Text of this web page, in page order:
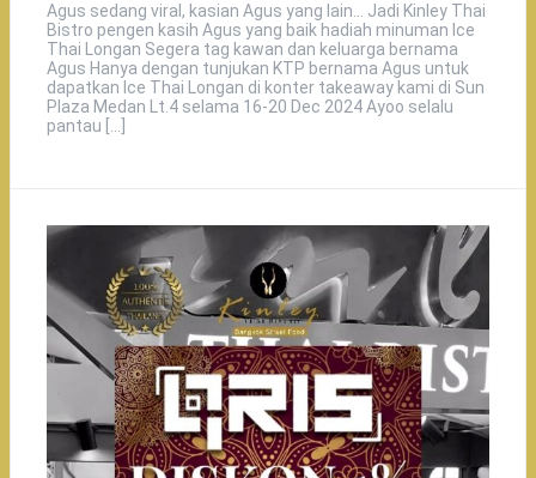
Agus sedang viral, kasian Agus yang lain… Jadi Kinley Thai
Bistro pengen kasih Agus yang baik hadiah minuman Ice
Thai Longan Segera tag kawan dan keluarga bernama
Agus Hanya dengan tunjukan KTP bernama Agus untuk
dapatkan Ice Thai Longan di konter takeaway kami di Sun
Plaza Medan Lt.4 selama 16-20 Dec 2024 Ayoo selalu
pantau […]